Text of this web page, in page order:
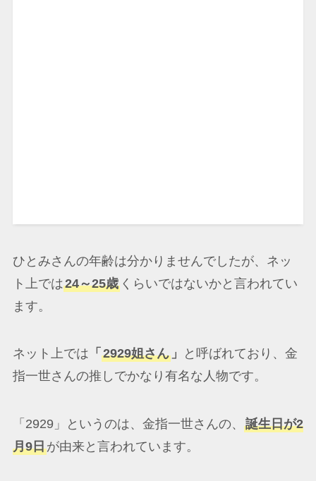
ひとみさんの年齢は分かりませんでしたが、ネッ
ト上では24～25歳くらいではないかと言われてい
ます。
ネット上では 「 2929姐さん」
と呼ばれており、金
指一世さんの推しでかなり有名な人物です。
「2929」というのは、金指一世さんの、 誕生日が2
月9日が由来と言われています。